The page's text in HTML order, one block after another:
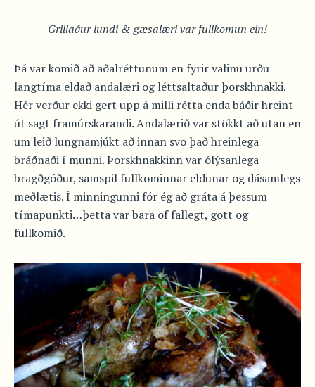
Grillaður lundi & gæsalæri var fullkomun ein!
Þá var komið að aðalréttunum en fyrir valinu urðu
langtíma eldað andalæri og léttsaltaður þorskhnakki.
Hér verður ekki gert upp á milli rétta enda báðir hreint
út sagt framúrskarandi. Andalærið var stökkt að utan en
um leið lungnamjúkt að innan svo það hreinlega
bráðnaði í munni. Þorskhnakkinn var ólýsanlega
bragðgóður, samspil fullkominnar eldunar og dásamlegs
meðlætis. Í minningunni fór ég að gráta á þessum
tímapunkti…þetta var bara of fallegt, gott og
fullkomið.